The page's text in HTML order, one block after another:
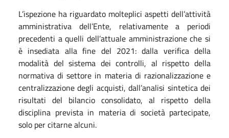
L’ispezione ha riguardato molteplici aspetti dell’attività
amministrativa dell’Ente, relativamente a periodi
precedenti a quelli dell’attuale amministrazione che si
è insediata alla fine del 2021: dalla verifica della
modalità del sistema dei controlli, al rispetto della
normativa di settore in materia di razionalizzazione e
centralizzazione degli acquisti, dall’analisi sintetica dei
risultati del bilancio consolidato, al rispetto della
disciplina prevista in materia di società partecipate,
solo per citarne alcuni.